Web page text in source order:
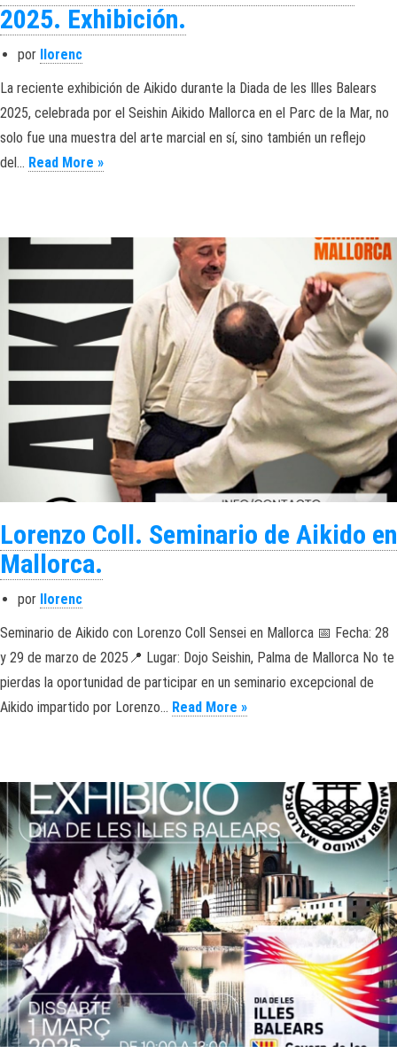
2025. Exhibición.
por
llorenc
La reciente exhibición de Aikido durante la Diada de les Illes Balears
2025, celebrada por el Seishin Aikido Mallorca en el Parc de la Mar, no
solo fue una muestra del arte marcial en sí, sino también un reflejo
del… Read More »Aikido. Diada de les Illes Balears 2025.
Lorenzo Coll. Seminario de Aikido en
Mallorca.
por llorenc
Seminario de Aikido con Lorenzo Coll Sensei en Mallorca 📅 Fecha: 28
y 29 de marzo de 2025📍 Lugar: Dojo Seishin, Palma de Mallorca No te
pierdas la oportunidad de participar en un seminario excepcional de
Aikido impartido por Lorenzo… Read More »Lorenzo Coll.